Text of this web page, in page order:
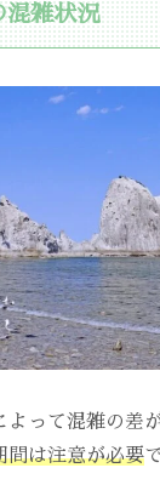
混雑状況
って混雑の差
間は注意が必要